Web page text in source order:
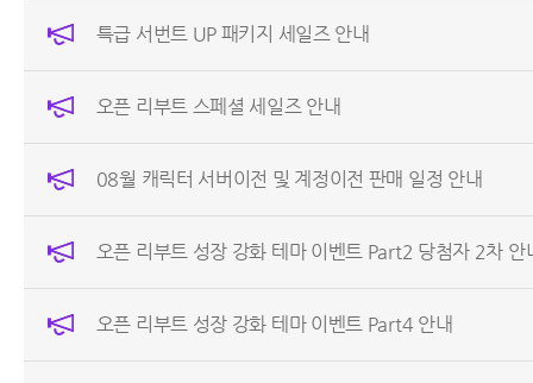
특급 서번트 UP 패키지 세일즈 안내
오픈 리부트 스페셜 세일즈 안내
08월 캐릭터 서버이전 및 계정이전 판매 일정 안내
오픈 리부트 성장 강화 테마 이벤트 Part2 당첨자 2차 안
오픈 리부트 성장 강화 테마 이벤트 Part4 안내